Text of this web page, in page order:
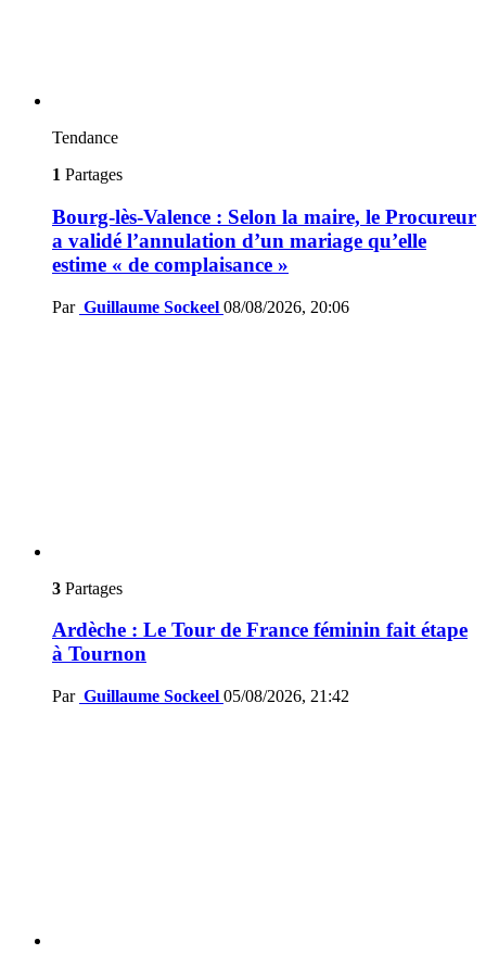
Tendance
1 Partages
Bourg-lès-Valence : Selon la maire, le Procureur
a validé l’annulation d’un mariage qu’elle
estime « de complaisance »
Par Guillaume Sockeel 08/08/2026, 20:06
3 Partages
Ardèche : Le Tour de France féminin fait étape
à Tournon
Par Guillaume Sockeel 05/08/2026, 21:42